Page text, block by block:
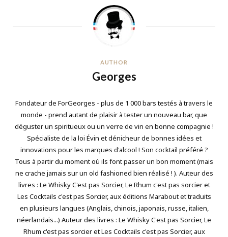
AUTHOR
Georges
Fondateur de ForGeorges - plus de 1 000 bars testés à travers le
monde - prend autant de plaisir à tester un nouveau bar, que
déguster un spiritueux ou un verre de vin en bonne compagnie !
Spécialiste de la loi Évin et dénicheur de bonnes idées et
innovations pour les marques d'alcool ! Son cocktail préféré ?
Tous à partir du moment où ils font passer un bon moment (mais
ne crache jamais sur un old fashioned bien réalisé ! ). Auteur des
livres : Le Whisky C'est pas Sorcier, Le Rhum c'est pas sorcier et
Les Cocktails c'est pas Sorcier, aux éditions Marabout et traduits
en plusieurs langues (Anglais, chinois, japonais, russe, italien,
néerlandais...) Auteur des livres : Le Whisky C'est pas Sorcier, Le
Rhum c'est pas sorcier et Les Cocktails c'est pas Sorcier, aux